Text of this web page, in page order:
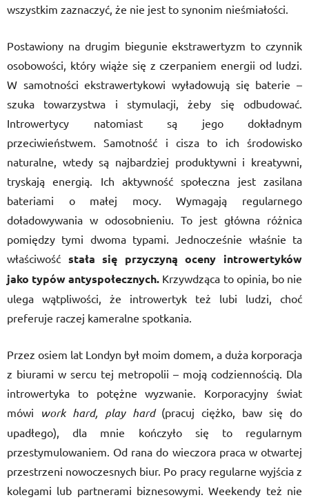
wszystkim zaznaczyć, że nie jest to synonim nieśmiałości.
Postawiony na drugim biegunie ekstrawertyzm to czynnik
osobowości, który wiąże się z czerpaniem energii od ludzi.
W samotności ekstrawertykowi wyładowują się baterie –
szuka towarzystwa i stymulacji, żeby się odbudować.
Introwertycy natomiast są jego dokładnym
przeciwieństwem. Samotność i cisza to ich środowisko
naturalne, wtedy są najbardziej produktywni i kreatywni,
tryskają energią. Ich aktywność społeczna jest zasilana
bateriami o małej mocy. Wymagają regularnego
doładowywania w odosobnieniu. To jest główna różnica
pomiędzy tymi dwoma typami. Jednocześnie właśnie ta
właściwość stała się przyczyną oceny introwertyków
jako typów antyspołecznych. Krzywdząca to opinia, bo nie
ulega wątpliwości, że introwertyk też lubi ludzi, choć
preferuje raczej kameralne spotkania.
Przez osiem lat Londyn był moim domem, a duża korporacja
z biurami w sercu tej metropolii – moją codziennością. Dla
introwertyka to potężne wyzwanie. Korporacyjny świat
mówi
work hard, play hard(pracuj ciężko, baw się do
upadłego), dla mnie kończyło się to regularnym
przestymulowaniem. Od rana do wieczora praca w otwartej
przestrzeni nowoczesnych biur. Po pracy regularne wyjścia z
kolegami lub partnerami biznesowymi. Weekendy też nie